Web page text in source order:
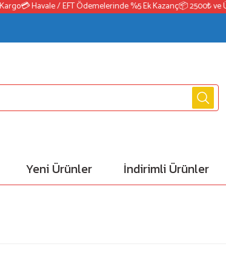
💳 Havale / EFT Ödemelerinde %5 Ek Kazanç📦 2500₺ ve
Yeni Ürünler İndirimli Ürünler